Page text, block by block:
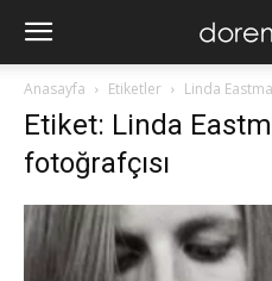
Anasayfa Etiketler Linda
Etiket: Linda
fotoğrafçısı